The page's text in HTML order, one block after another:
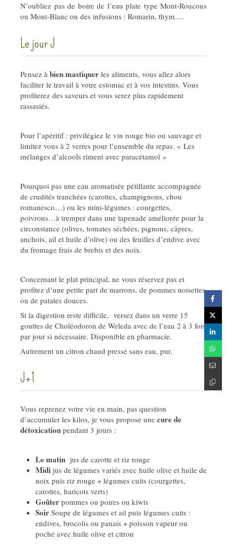
N’oubliez pas de boire de l’eau plate type Mont-Roucous
ou Mont-Blanc ou des infusions : Romarin, thym….
Le jour J
Pensez à bien mastiquer les aliments, vous allez alors
faciliter le travail à votre estomac et à vos intestins. Vous
profiterez des saveurs et vous serez plus rapidement
rassasiés.
Pour l’apéritif : privilégiez le vin rouge bio ou sauvage et
limitez vous à 2 verres pour l’ensemble du repas. « Les
mélanges d’alcools riment avec paracétamol »
Pourquoi pas une eau aromatisée pétillante accompagnée
de crudités tranchées (carottes, champignons, chou
romanesco…) ou les mini-légumes : courgettes,
poivrons…à tremper dans une tapenade améliorée pour la
circonstance (olives, tomates séchées, pignons, câpres,
anchois, ail et huile d’olive) ou des feuilles d’endive avec
du fromage frais de brebis et des noix.
Concernant le plat principal, ne vous réservez pas et
profitez d’une petite part de marrons, de pommes noisettes
ou de patates douces.
Si la digestion reste difficile, versez dans un verre 15
gouttes de Choléodoron de Weleda avec de l’eau 2 à 3 fois
par jour si nécessaire. Disponible en pharmacie.
Autrement un citron chaud pressé sans eau, pur.
J+1
Vous reprenez votre vie en main, pas question
d’accumuler les kilos, je vous propose une cure de
détoxication pendant 3 jours :
Le matin jus de carotte et riz rouge
Midi jus de légumes variés avec huile olive et huile de
noix puis riz rouge + légumes cuits (courgettes,
carottes, haricots verts)
Goûter pommes ou poires ou kiwis
Soir Soupe de légumes et ail puis légumes cuits :
endives, brocolis ou panais + poisson vapeur ou
poché avec huile olive et citron